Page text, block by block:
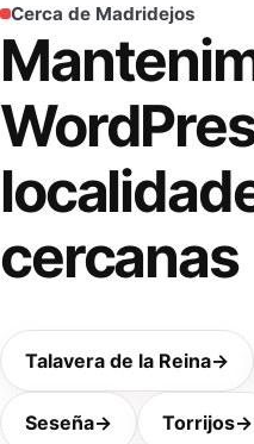
Cerca de Madridejos
cercanas
Talavera de la Reina→
Seseña→ Torrijos→